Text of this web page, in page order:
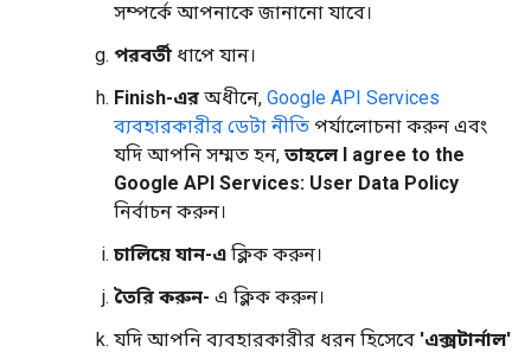
সম্পর্কে আপনাকে জানানো যাবে।
পরবর্তী ধাপে যান।
Finish-এর অধীনে, Google API Services
ব্যবহারকারীর ডেটা নীতি পর্যালোচনা করুন এবং
যদি আপনি সম্মত হন, তাহলে I agree to the
Google API Services: User Data Policy
নির্বাচন করুন।
চালিয়ে যান-এ ক্লিক করুন।
তৈরি করুন- এ ক্লিক করুন।
যদি আপনি ব্যবহারকারীর ধরন হিসেবে 'এক্সটার্নাল'